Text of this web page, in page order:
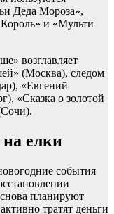
Деда Мороза»,
Король» и «Мульти
возглавляет
(Москва), следом
«Евгений
«Сказка о золотой
на елки
события
планируют
тратят деньги